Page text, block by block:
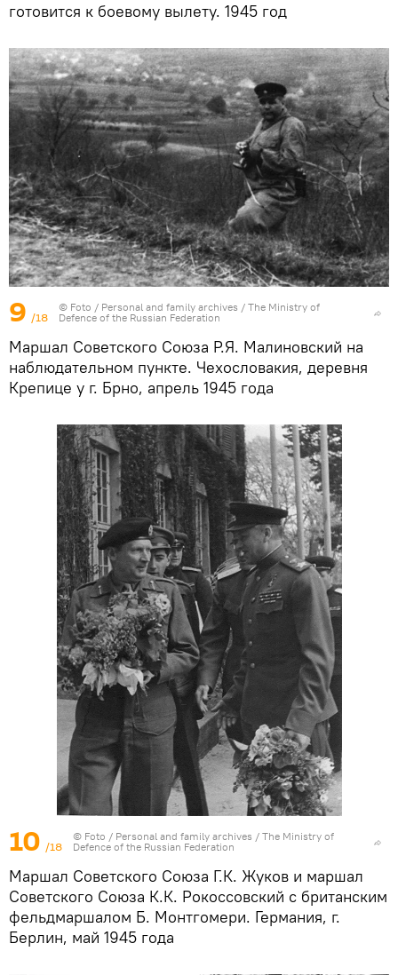
готовится к боевому вылету. 1945 год
9 /18
© Foto / Personal and family archives / The Ministry of
Defence of the Russian Federation
Маршал Советского Союза Р.Я. Малиновский на
наблюдательном пункте. Чехословакия, деревня
Крепице у г. Брно, апрель 1945 года
10 /18
© Foto / Personal and family archives / The Ministry of
Defence of the Russian Federation
Маршал Советского Союза Г.К. Жуков и маршал
Советского Союза К.К. Рокоссовский с британским
фельдмаршалом Б. Монтгомери. Германия, г.
Берлин, май 1945 года